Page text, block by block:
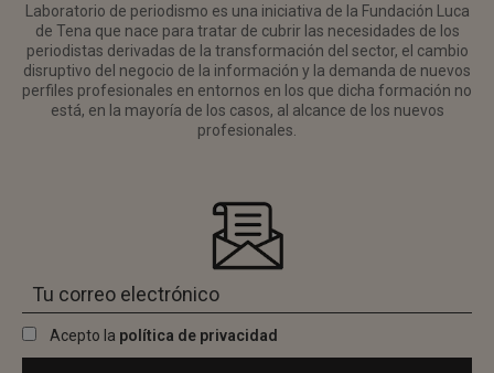
Laboratorio de periodismo es una iniciativa de la Fundación Luca
de Tena que nace para tratar de cubrir las necesidades de los
periodistas derivadas de la transformación del sector, el cambio
disruptivo del negocio de la información y la demanda de nuevos
perfiles profesionales en entornos en los que dicha formación no
está, en la mayoría de los casos, al alcance de los nuevos
profesionales.
Acepto la política de privacidad